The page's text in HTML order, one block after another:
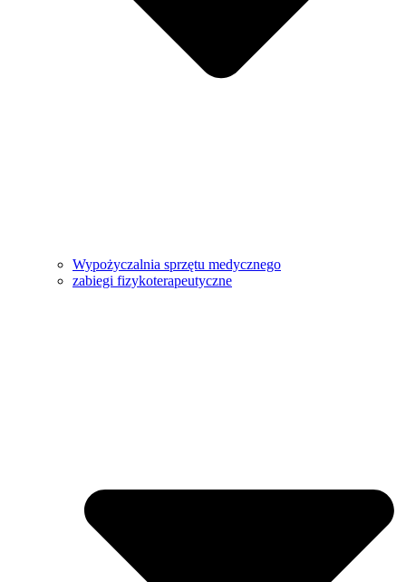
Wypożyczalnia sprzętu medycznego
zabiegi fizykoterapeutyczne